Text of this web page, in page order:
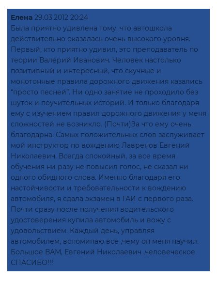
Елена 29.03.2012 20:24
Была приятно удивлена тому, что автошкола
действительно оказалась очень высокого уровня.
Первый, кто приятно удивил, это преподаватель по
теории Валерий Иванович. Человек настолько
позитивный и интересный, что скучные и
монотонные правила дорожного движения казались
“просто песней”. Ни одно занятие не проходило без
шуток и поучительных историй. И только благодаря
ему с изучением правил дорожного движения у меня
сложностей не возникло. (Почти)За что ему очень
благодарна. Самых положительных слов заслуживает
мой инструктор по вождению Лавренов Евгений
Николаевич. Всегда спокойный, за все время
обучения ни разу не повысил голос, не сказал ни
одного обидного слова. Именно благодаря его
настойчивости и требовательности к вождению
автомобиля, я сдала экзамен в ГАИ с первого раза.
Почти сразу после получения водительского
удостоверения купила автомобиль и вожу с
удовольствием. Каждый день, управляя
автомобилем, вспоминаю все ,чему он меня научил.
Большое ВАМ, Евгений Николаевич ,человеческое
СПАСИБО!!!